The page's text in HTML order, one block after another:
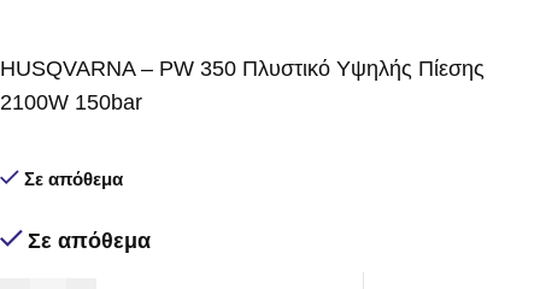
HUSQVARNA – PW 350 Πλυστικό Υψηλής Πίεσης
2100W 150bar
Σε απόθεμα
Σε απόθεμα